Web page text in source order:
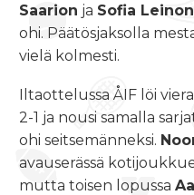
Saarion ja Sofia Leinon
ohi. Päätösjaksolla
vielä kolmesti.
Iltaottelussa ÅIF löi
2-1 ja nousi samalla
ohi seitsemänneksi.
avauserässä
mutta toisen lopussa